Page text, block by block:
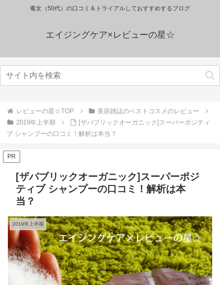
毒女（50代）の口コミ＆トライアルしておすすめするブログ
エイジングケア×レビューの星☆
レビューの星☆TOP
美容雑誌のベストコスメのレビュー
2019年上半期
[ザパブリックオーガニック]スーパーポジティ
ブ シャンプーの口コミ！解析は本当？
PR
[ザパブリックオーガニック]スーパーポジ
ティブ シャンプーの口コミ！解析は本
当？
2019年上半期